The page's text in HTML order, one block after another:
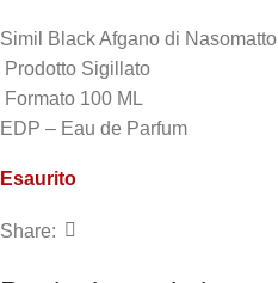
Simil Black Afgano di Nasomatto
Prodotto Sigillato
Formato 100 ML
EDP – Eau de Parfum
Esaurito
Share: